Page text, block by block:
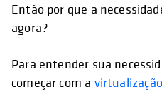
Então por que a
agora?
Para entender sua
começar com a virtualização